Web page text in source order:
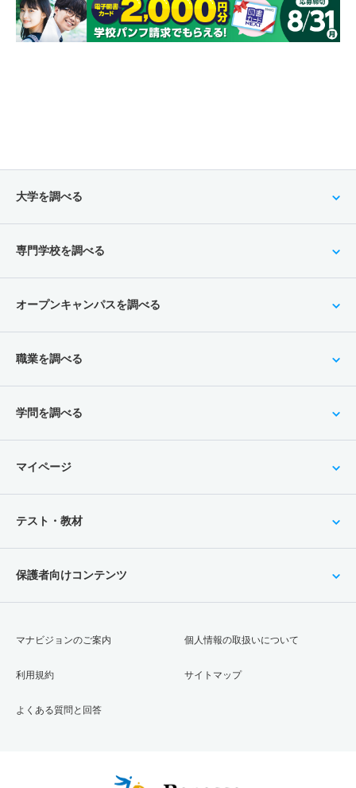
大学を調べる
専門学校を調べる
オープンキャンパスを調べる
職業を調べる
学問を調べる
マイページ
テスト・教材
保護者向けコンテンツ
マナビジョンのご案内
利用規約
よくある質問と回答
個人情報の取扱いについて
サイトマップ